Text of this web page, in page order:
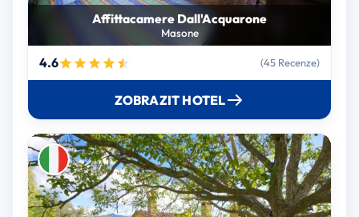
Affittacamere Dall'Acquarone
Masone
4.6 (45 Recenze)
ZOBRAZIT HOTEL